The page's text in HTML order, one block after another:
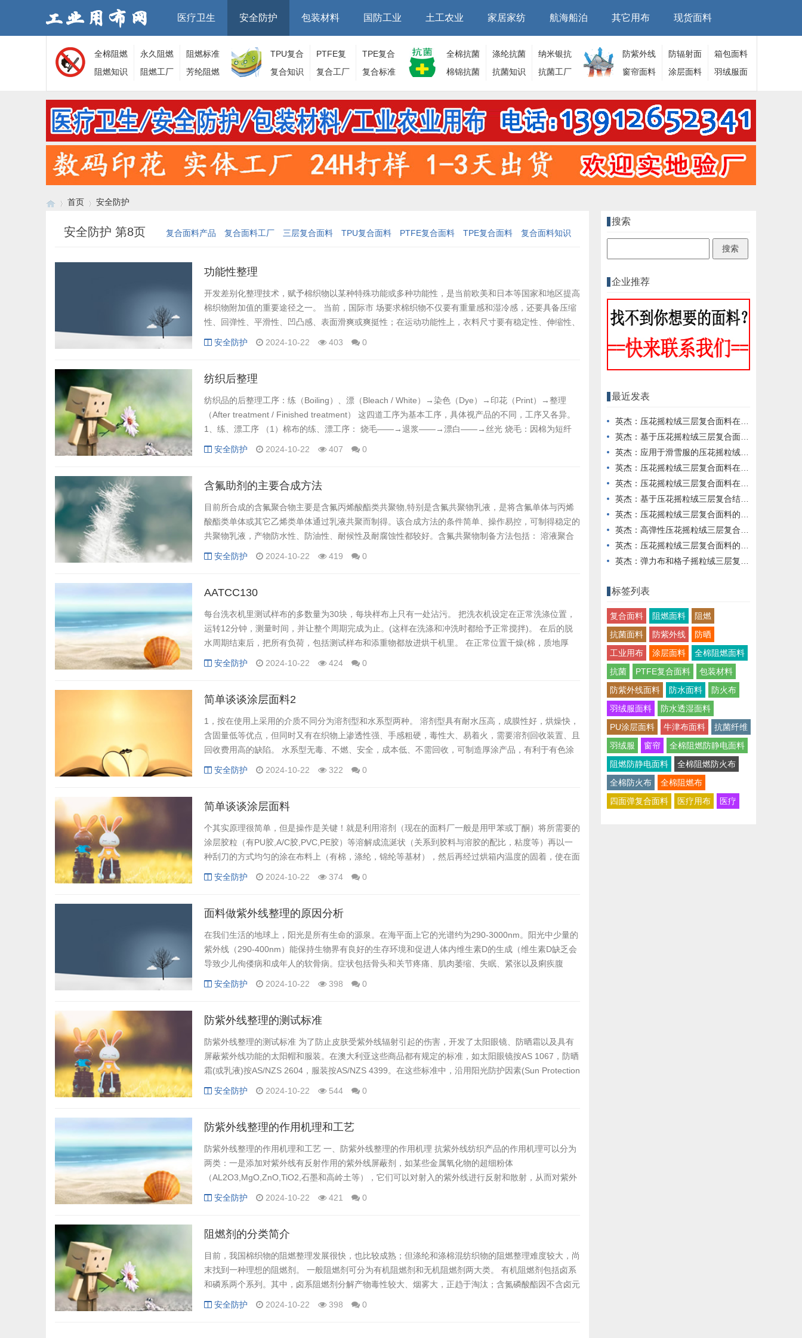
医疗卫生 安全防护 包装材料 国防工业 土工农业 家居家纺 航海船泊 其它用布 现货面料
全棉阻燃
面料
永久阻燃
面料
阻燃标准
阻燃知识
阻燃工厂
芳纶阻燃
面料
TPU复合
面料
PTFE复
合面料
TPE复合
面料
复合知识 复合工厂 复合标准
全棉抗菌
涤纶抗菌
面料
纳米银抗
菌面料
棉锦抗菌
面料
抗菌知识 抗菌工厂
防紫外线
面料
防辐射面
料
箱包面料
窗帘面料
涂层面料
羽绒服面
料
首页 安全防护
安全防护 第8页 复合面料产品 复合面料工厂 三层复合面料 TPU复合面料 PTFE复合面料 TPE复合面料 复合面料知识
功能性整理
开发差别化整理技术，赋予棉织物以某种特殊功能或多种功能性，是当前欧美和日本等国家和地区提高
棉织物附加值的重要途径之一。 当前，国际市 场要求棉织物不仅要有重量感和湿冷感，还要具备压缩
性、回弹性、平滑性、凹凸感、表面滑爽或爽挺性；在运动功能性上，衣料尺寸要有稳定性、伸缩性、
合体 性、悬垂性、抗静电性；在保健卫生功能性上，要具有保温性、阻燃性、通气性、吸湿性、放湿
安全防护 2024-10-22 403 0
纺织后整理
纺织品的后整理工序：练（Boiling）、漂（Bleach / White）→染色（Dye）→印花（Print）→整理
（After treatment / Finished treatment） 这四道工序为基本工序，具体视产品的不同，工序又各异。
1、练、漂工序 （1）棉布的练、漂工序： 烧毛——→退浆——→漂白——→丝光 烧毛：因棉为短纤
维，产品表面有短小绒毛，为织物美观及...
安全防护 2024-10-22 407 0
含氟助剂的主要合成方法
目前所合成的含氟聚合物主要是含氟丙烯酸酯类共聚物,特别是含氟共聚物乳液，是将含氟单体与丙烯
酸酯类单体或其它乙烯类单体通过乳液共聚而制得。该合成方法的条件简单、操作易控，可制得稳定的
共聚物乳液，产物防水性、防油性、耐候性及耐腐蚀性都较好。含氟共聚物制备方法包括： 溶液聚合
这种方法早期发展迅速，但由于对环境污染控制要求的提高，溶剂的存在使得这类防水防油剂的应用受
安全防护 2024-10-22 419 0
AATCC130
每台洗衣机里测试样布的多数量为30块，每块样布上只有一处沾污。 把洗衣机设定在正常洗涤位置，
运转12分钟，测量时间，并让整个周期完成为止。(这样在洗涤和冲洗时都给予正常搅拌)。 在后的脱
水周期结束后，把所有负荷，包括测试样布和添重物都放进烘干机里。 在正常位置干燥(棉，质地厚
实)， 时间设定为45min或烘干为止。某些烘干机，在正常位置干燥(棉，质地厚实)烘干后，接着有
安全防护 2024-10-22 424 0
简单谈谈涂层面料2
1，按在使用上采用的介质不同分为溶剂型和水系型两种。 溶剂型具有耐水压高，成膜性好，烘燥快，
含固量低等优点，但同时又有在织物上渗透性强、手感粗硬，毒性大、易着火，需要溶剂回收装置、且
回收费用高的缺陷。 水系型无毒、不燃、安全，成本低、不需回收，可制造厚涂产品，有利于有色涂
层产品的生产，涂层亲水性好；其缺点是耐水压低，烘燥慢，在长丝织物上粘着较难。 举个例子： PU
安全防护 2024-10-22 322 0
简单谈谈涂层面料
个其实原理很简单，但是操作是关键！就是利用溶剂（现在的面料厂一般是用甲苯或丁酮）将所需要的
涂层胶粒（有PU胶,A/C胶,PVC,PE胶）等溶解成流涎状（关系到胶料与溶胶的配比，粘度等）再以一
种刮刀的方式均匀的涂在布料上（有棉，涤纶，锦纶等基材），然后再经过烘箱内温度的固着，使在面
料表面形成一层均匀的覆盖胶料，从而达到防水，防风，透汽等功能！经过涂层的面料或布料一般在裂
安全防护 2024-10-22 374 0
面料做紫外线整理的原因分析
在我们生活的地球上，阳光是所有生命的源泉。在海平面上它的光谱约为290-3000nm。阳光中少量的
紫外线（290-400nm）能保持生物界有良好的生存环境和促进人体内维生素D的生成（维生素D缺乏会
导致少儿佝偻病和成年人的软骨病。症状包括骨头和关节疼痛、肌肉萎缩、失眠、紧张以及痢疾腹
泻），对人类是有益的，这就是人们要晒"日光浴"的原因。但是，人们发现过量的紫外线会晒伤皮肤
安全防护 2024-10-22 398 0
防紫外线整理的测试标准
防紫外线整理的测试标准 为了防止皮肤受紫外线辐射引起的伤害，开发了太阳眼镜、防晒霜以及具有
屏蔽紫外线功能的太阳帽和服装。在澳大利亚这些商品都有规定的标准，如太阳眼镜按AS 1067，防晒
霜(或乳液)按AS/NZS 2604，服装按AS/NZS 4399。在这些标准中，沿用阳光防护因素(Sun Protection
Factor，SPF; Ultraviolet Protection Factor,简称UPF值)作为进行屏蔽紫外线效果的尺度，即以紫外线
安全防护 2024-10-22 544 0
防紫外线整理的作用机理和工艺
防紫外线整理的作用机理和工艺 一、防紫外线整理的作用机理 抗紫外线纺织产品的作用机理可以分为
两类：一是添加对紫外线有反射作用的紫外线屏蔽剂，如某些金属氧化物的超细粉体
（AL2O3,MgO,ZnO,TiO2,石墨和高岭土等），它们可以对射入的紫外线进行反射和散射，从而对紫外
线起屏蔽作用；二是添加对紫外线有强烈吸收作用，并能通过能量转换减少紫外线透过量的物质，这类
安全防护 2024-10-22 421 0
阻燃剂的分类简介
目前，我国棉织物的阻燃整理发展很快，也比较成熟；但涤纶和涤棉混纺织物的阻燃整理难度较大，尚
末找到一种理想的阻燃剂。 一般阻燃剂可分为有机阻燃剂和无机阻燃剂两大类。 有机阻燃剂包括卤系
和磷系两个系列。其中，卤系阻燃剂分解产物毒性较大、烟雾大，正趋于淘汰；含氮磷酸酯因不含卤元
素，具有磷氮协同效应和好的发泡成炭系统，性能比较优良，但实际应用中，会产生织物游离甲醛含量
安全防护 2024-10-22 398 0
搜索
企业推荐
最近发表
英杰：压花摇粒绒三层复合面料在冬季户外服装中的保暖性能优化研究
英杰：基于压花摇粒绒三层复合面料的高透气防风运动服饰开发
英杰：应用于滑雪服的压花摇粒绒三层复合面料抗撕裂与耐磨性提升技术
英杰：压花摇粒绒三层复合面料在户外风衣和夹克中的应用与性能
英杰：压花摇粒绒三层复合面料在户外运动服饰中的保暖与透气性能研究
英杰：基于压花摇粒绒三层复合结构的功能性家居纺织品开发与应用
英杰：压花摇粒绒三层复合面料的抗起球性与耐磨性优化技术分析
英杰：高弹性压花摇粒绒三层复合面料在冬季童装设计中的应用实践
英杰：压花摇粒绒三层复合面料的热湿舒适性与层间结合强度协同提升工艺
英杰：弹力布和格子摇粒绒三层复合面料在修身户外夹克中的弹性与保暖协同设计
标签列表
复合面料 阻燃面料
阻燃
抗菌面料
防紫外线
防晒
工业用布
涂层面料
全棉阻燃面料
抗菌
PTFE复合面料
包装材料
防紫外线面料
防水面料
防火布
羽绒服面料
防水透湿面料
PU涂层面料
牛津布面料
抗菌纤维
羽绒服
窗帘
全棉阻燃防静电面料
阻燃防静电面料
全棉阻燃防火布
全棉防火布
全棉阻燃布
四面弹复合面料
医疗用布 医疗